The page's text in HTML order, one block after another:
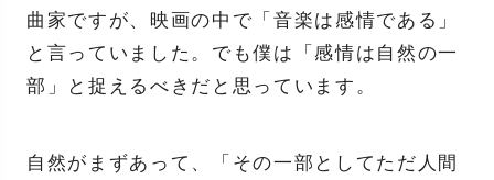
曲家ですが、映画の中で「音楽は感情である」
と言っていました。でも僕は「感情は自然の一
部」と捉えるべきだと思っています。
自然がまずあって、「その一部としてただ人間